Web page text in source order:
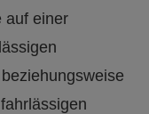
auf einer